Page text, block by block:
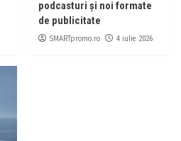
podcasturi și noi formate
de publicitate
SMARTpromo.ro 4 iulie 2026